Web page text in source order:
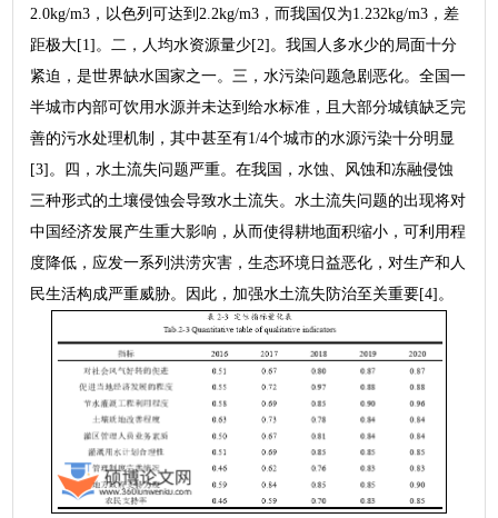
2.0kg/m3，以色列可达到2.2kg/m3，而我国仅为1.232kg/m3，差
距极大[1]。二，人均水资源量少[2]。我国人多水少的局面十分
紧迫，是世界缺水国家之一。三，水污染问题急剧恶化。全国一
半城市内部可饮用水源并未达到给水标准，且大部分城镇缺乏完
善的污水处理机制，其中甚至有1/4个城市的水源污染十分明显
[3]。四，水土流失问题严重。在我国，水蚀、风蚀和冻融侵蚀
三种形式的土壤侵蚀会导致水土流失。水土流失问题的出现将对
中国经济发展产生重大影响，从而使得耕地面积缩小，可利用程
度降低，应发一系列洪涝灾害，生态环境日益恶化，对生产和人
民生活构成严重威胁。因此，加强水土流失防治至关重要[4]。